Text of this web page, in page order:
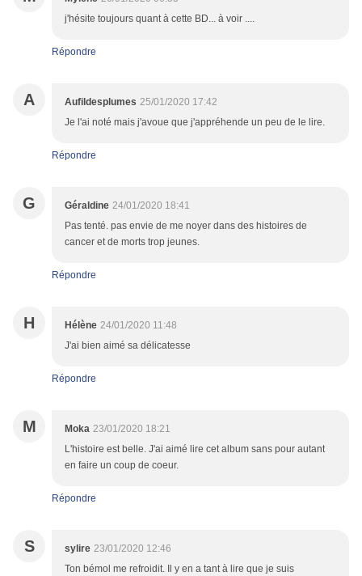
j'hésite toujours quant à cette BD... à voir ....
Répondre
A Aufildesplumes 25/01/2020 17:42
Je l'ai noté mais j'avoue que j'appréhende un peu de le lire.
Répondre
G Géraldine 24/01/2020 18:41
Pas tenté. pas envie de me noyer dans des histoires de
cancer et de morts trop jeunes.
Répondre
H Hélène 24/01/2020 11:48
J'ai bien aimé sa délicatesse
Répondre
M Moka 23/01/2020 18:21
L'histoire est belle. J'ai aimé lire cet album sans pour autant
en faire un coup de coeur.
Répondre
S sylire 23/01/2020 12:46
Ton bémol me refroidit. Il y en a tant à lire que je suis